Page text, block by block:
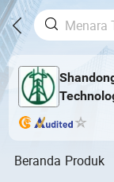
Beranda Produk